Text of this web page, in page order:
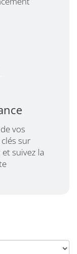
vos
sur
suivez la